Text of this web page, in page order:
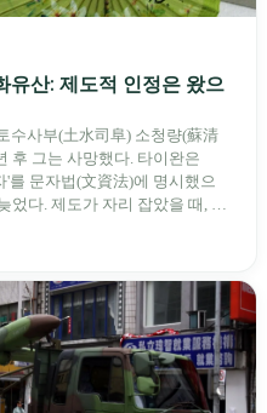
유산: 제도적 인정은 왔으
수사부(土水司阜) 소청량(蘇清
후 그는 사망했다. 타이완은
'를 문자법(文資法)에 명시했으
었다. 제도가 자리 잡았을 때, 제
과정에서 붕괴되었다. 600여 명